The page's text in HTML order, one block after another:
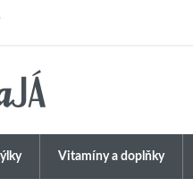
Vitamíny a doplňky